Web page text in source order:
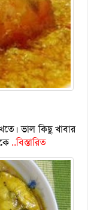
ভাল কিছু খাবার
..বিস্তারিত